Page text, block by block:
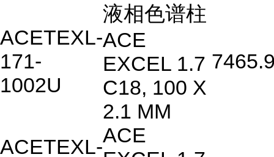
ACETEXL-
171-
1002U
液相色谱柱
ACE
EXCEL 1.7
C18, 100 X
2.1 MM
ACETEXL-ACE